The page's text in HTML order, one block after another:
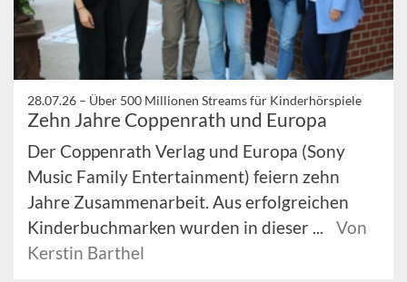
28.07.26 – Über 500 Millionen Streams für Kinderhörspiele
Zehn Jahre Coppenrath und Europa
Der Coppenrath Verlag und Europa (Sony
Music Family Entertainment) feiern zehn
Jahre Zusammenarbeit. Aus erfolgreichen
Kinderbuchmarken wurden in dieser ...
Von
Kerstin Barthel